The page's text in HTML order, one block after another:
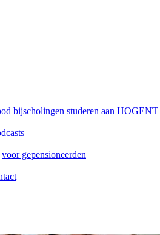
bijscholingen studeren aan HOGENT
voor gepensioneerden